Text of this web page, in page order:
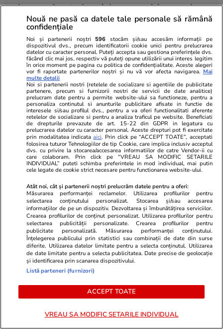
descoperi metode noi de economisire sau de
îmbunătățire a situației financiare
Stiri Mondene 17 iul.
Data oficială la care începe „Insula iubirii”
2026. Antena 1 a făcut anunțul mult așteptat
despre sezonul 10
Stiri Mondene 20 iul.
Artistul din România care merge la concerte cu
elicopterul: „Nu este despre lux, ci despre
eficiență”
Auto 20 iul.
20.000 de comenzi în 7 minute și 46.859 într-o
oră: noul SUV electric chinezesc care vrea să
cucerească Europa, Xpeng Mona L03 | VIDEO
Nouă ne pasă ca datele tale personale să rămână
confidențiale
Noi și partenerii noștri 596 stocăm și/sau accesăm informații pe
dispozitivul dvs., precum identificatorii cookie unici pentru prelucrarea
datelor cu caracter personal. Puteți accepta sau gestiona preferințele dvs.
făcând clic mai jos, respectiv vă puteți opune utilizării unui interes legitim
în orice moment pe pagina cu politica de confidențialitate. Aceste alegeri
vor fi raportate partenerilor noștri și nu vă vor afecta navigarea. Mai
multe detalii
Noi si partenerii nostri (retelele de socializare si agentiile de publicitate
partenere, precum si furnizorii nostri de servicii de date analitice)
prelucram date pentru a permite website-ului sa functioneze, pentru a
personaliza continutul si anunturile publicitare afisate in functie de
interesele si/sau profilul dvs., pentru a va oferi functionalitati aferente
retelelor de socializare si pentru a analiza traficul pe website. Beneficiati
de drepturile prevazute de art. 15-22 din GDPR in legatura cu
prelucrarea datelor cu caracter personal. Aceste drepturi pot fi exercitate
prin modalitatea indicataaici. Prin click pe “ACCEPT TOATE”, acceptati
folosirea tuturor Tehnologiilor de tip Cookie, care implica inclusiv acceptul
dvs. cu privire la stocarea/accesarea informatiilor de catre Vendor-ii cu
care colaboram. Prin click pe “VREAU SA MODIFIC SETARILE
INDIVIDUAL” puteti schimba preferintele in mod individual, mai putin
cele legate de cookie strict necesare pentru functionarea website-ului.
Atât noi, cât și partenerii noștri prelucrăm datele pentru a oferi:
Măsurarea performanței reclamelor. Utilizarea profilurilor pentru
selectarea conținutului personalizat. Stocarea și/sau accesarea
informațiilor de pe un dispozitiv. Dezvoltarea și îmbunătățirea serviciilor.
Crearea profilurilor de conținut personalizat. Utilizarea profilurilor pentru
selectarea publicității personalizate. Crearea profilurilor pentru
publicitate personalizată. Măsurarea performanței conținutului.
Înțelegerea publicului prin statistici sau combinații de date din surse
diferite. Utilizarea datelor limitate pentru a selecta conținutul. Utilizarea
de date limitate pentru a selecta publicitatea. Date precise de geolocație
și identificarea prin scanarea dispozitivului.
Listă parteneri (furnizori)
ACCEPT TOATE
VREAU SA MODIFIC SETARILE INDIVIDUAL